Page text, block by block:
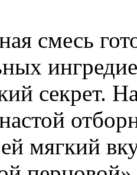
смесь
секрет.
мягкий